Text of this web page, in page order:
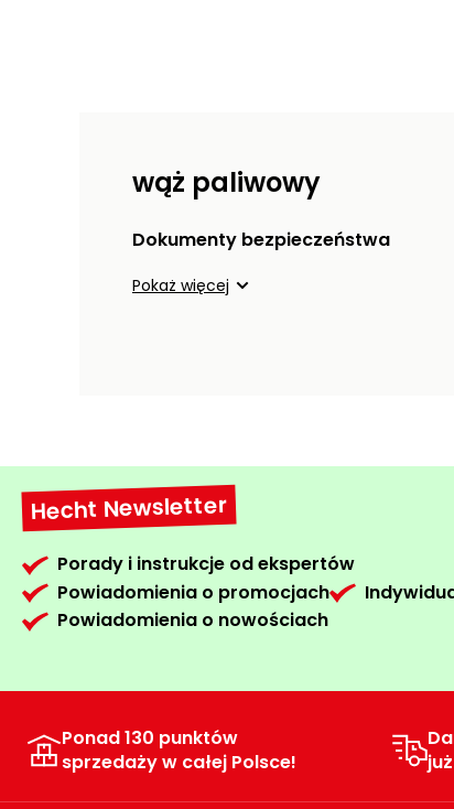
wąż paliwowy
Dokumenty bezpieczeństwa
Pokaż więcej
Hecht Newsletter
Porady i instrukcje od ekspertów
Powiadomienia o promocjach
Powiadomienia o nowościach
Ponad 130 punktów
sprzedaży w całej Polsce!